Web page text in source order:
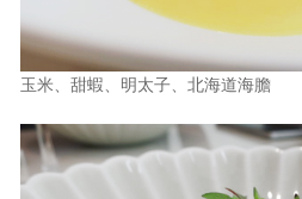
玉米、甜蝦、明太子、北海道海膽